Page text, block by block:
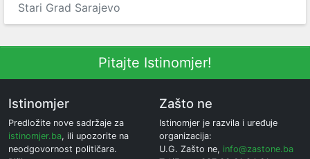
Stari Grad Sarajevo
Pitajte Istinomjer!
Istinomjer
Predložite nove sadržaje za
istinomjer.ba, ili upozorite na
neodgovornost političara.
Zašto ne
Istinomjer je razvila i uređuje
organizacija:
U.G. Zašto ne, info@zastone.ba